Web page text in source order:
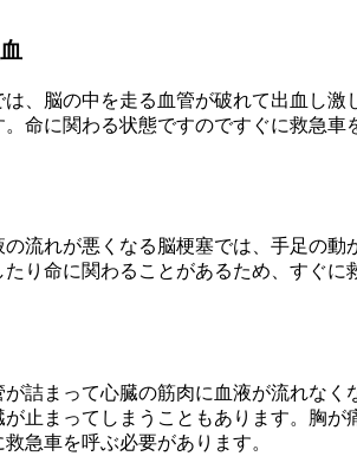
は、脳の中を走る血管が破れて出血し
命に関わる状態ですのですぐに救急車
の流れが悪くなる脳梗塞では、手足の
り命に関わることがあるため、すぐに
詰まって心臓の筋肉に血液が流れな
止まってしまうこともあります。胸
急車を呼ぶ必要があります。